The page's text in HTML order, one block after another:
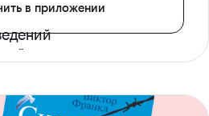
в приложении